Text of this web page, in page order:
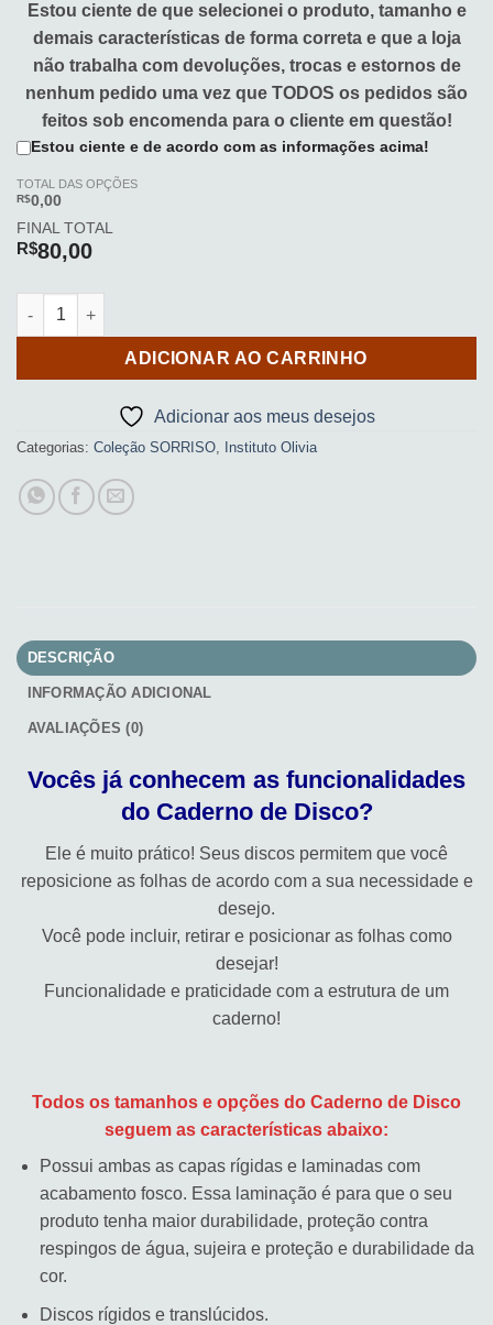
Estou ciente de que selecionei o produto, tamanho e
demais características de forma correta e que a loja
não trabalha com devoluções, trocas e estornos de
nenhum pedido uma vez que TODOS os pedidos são
feitos sob encomenda para o cliente em questão!
Estou ciente e de acordo com as informações acima!
TOTAL DAS OPÇÕES
R$0,00
FINAL TOTAL
R$80,00
Caderno de Disco (INSTITUTO OLIVIA - SORRISO) quantidade
ADICIONAR AO CARRINHO
Adicionar aos meus desejos
Categorias: Coleção SORRISO, Instituto Olivia
DESCRIÇÃO
INFORMAÇÃO ADICIONAL
AVALIAÇÕES (0)
Vocês já conhecem as funcionalidades
do Caderno de Disco?
Ele é muito prático! Seus discos permitem que você
reposicione as folhas de acordo com a sua necessidade e
desejo.
Você pode incluir, retirar e posicionar as folhas como
desejar!
Funcionalidade e praticidade com a estrutura de um
caderno!
Todos os tamanhos e opções do Caderno de Disco
seguem as características abaixo:
Possui ambas as capas rígidas e laminadas com
acabamento fosco. Essa laminação é para que o seu
produto tenha maior durabilidade, proteção contra
respingos de água, sujeira e proteção e durabilidade da
cor.
Discos rígidos e translúcidos.